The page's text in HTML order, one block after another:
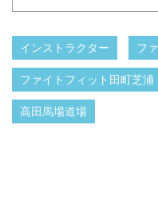
インストラクター フ
ファイトフィット田町芝浦
高田馬場道場